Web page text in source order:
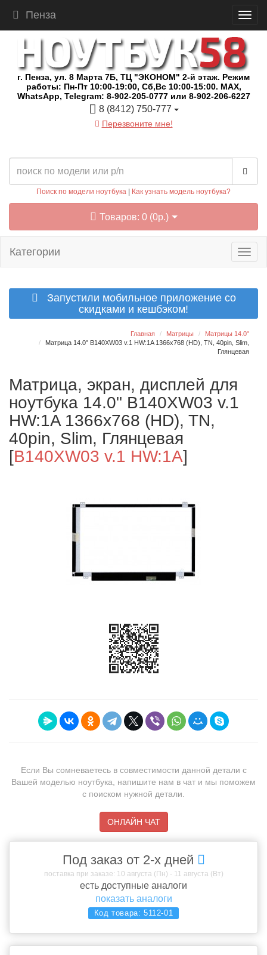
Пенза
г. Пенза, ул. 8 Марта 7Б, ТЦ "ЭКОНОМ" 2-й этаж. Режим
работы: Пн-Пт 10:00-19:00, Сб,Вс 10:00-15:00. MAX,
WhatsApp, Telegram: 8-902-205-0777 или 8-902-206-6227
8 (8412) 750-777
Перезвоните мне!
Поиск по модели ноутбука Как узнать модель ноутбука?
Товаров: 0 (0р.)
Категории
Запустили мобильное приложение со
скидками и кешбэком!
Главная Матрицы
Матрицы 14.0"
Матрица 14.0" B140XW03 v.1 HW:1A 1366x768 (HD), TN, 40pin, Slim,
Глянцевая
Матрица, экран, дисплей для
ноутбука 14.0" B140XW03 v.1
HW:1A 1366x768 (HD), TN,
40pin, Slim, Глянцевая
[B140XW03 v.1 HW:1A]
Если Вы сомневаетесь в совместимости данной детали с
Вашей моделью ноутбука, напишите нам в чат и мы поможем
с поиском нужной детали.
ОНЛАЙН ЧАТ
Под заказ от 2-х дней
поставка при заказе: 10 августа (Пн) - 11 августа (Вт)
есть доступные аналоги
показать аналоги
Код товара: 5112-01